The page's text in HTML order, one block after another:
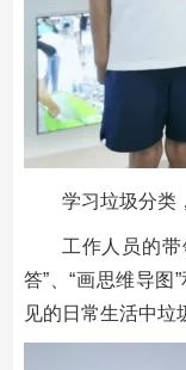
学习垃圾分类
工作人员的
答”、“画思维导图
见的日常生活中垃